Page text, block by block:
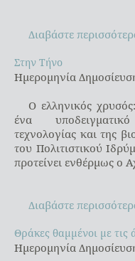
Διαβάστε
Στην Τήνο
Στην Τήνο
Ημερομηνία
Ο ελληνικός
ένα
τεχνολογίας και της
του Πολιτιστικού
προτείνει ενθέρμως ο
Διαβάστε
Θράκες θαμμένοι με τις
Θράκες θαμμένοι με τις
Ημερομηνία